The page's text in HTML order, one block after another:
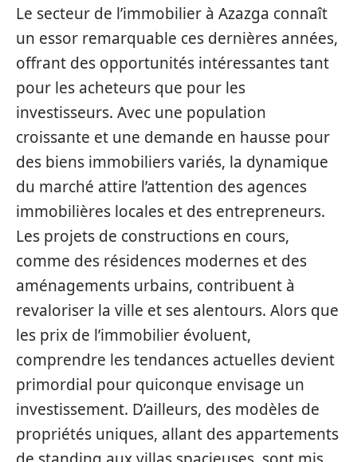
Le secteur de l’immobilier à Azazga connaît
un essor remarquable ces dernières années,
offrant des opportunités intéressantes tant
pour les acheteurs que pour les
investisseurs. Avec une population
croissante et une demande en hausse pour
des biens immobiliers variés, la dynamique
du marché attire l’attention des agences
immobilières locales et des entrepreneurs.
Les projets de constructions en cours,
comme des résidences modernes et des
aménagements urbains, contribuent à
revaloriser la ville et ses alentours. Alors que
les prix de l’immobilier évoluent,
comprendre les tendances actuelles devient
primordial pour quiconque envisage un
investissement. D’ailleurs, des modèles de
propriétés uniques, allant des appartements